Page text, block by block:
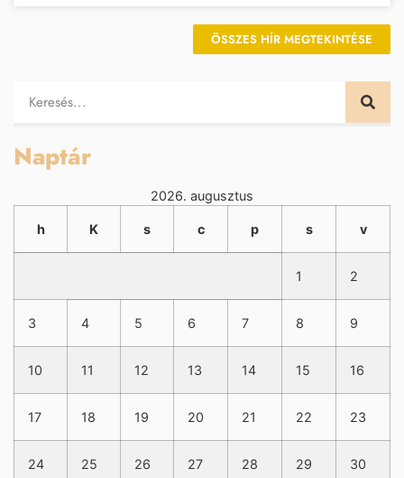
ÖSSZES HÍR MEGTEKINTÉSE
Naptár
2026. augusztus
h K s c p s v
1 2
3 4 5 6 7 8 9
10 11 12 13 14 15 16
17 18 19 20 21 22 23
24 25 26 27 28 29 30